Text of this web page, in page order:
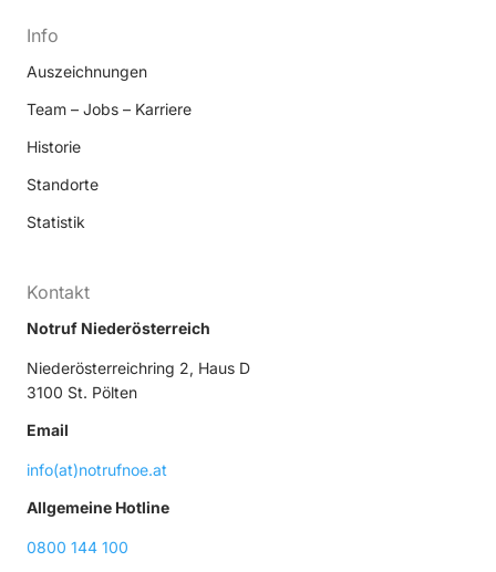
Info
Auszeichnungen
Team – Jobs – Karriere
Historie
Standorte
Statistik
Kontakt
Notruf Niederösterreich
Niederösterreichring 2, Haus D
3100 St. Pölten
Email
info(at)notrufnoe.at
Allgemeine Hotline
0800 144 100